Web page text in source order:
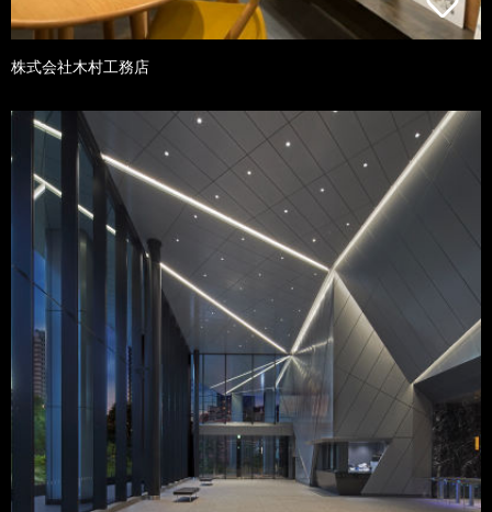
株式会社木村工務店